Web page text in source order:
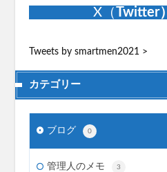
X（ Twitter）
Tweets by smartmen2021 >
カテゴリー
ブログ 0
管理人のメモ 3